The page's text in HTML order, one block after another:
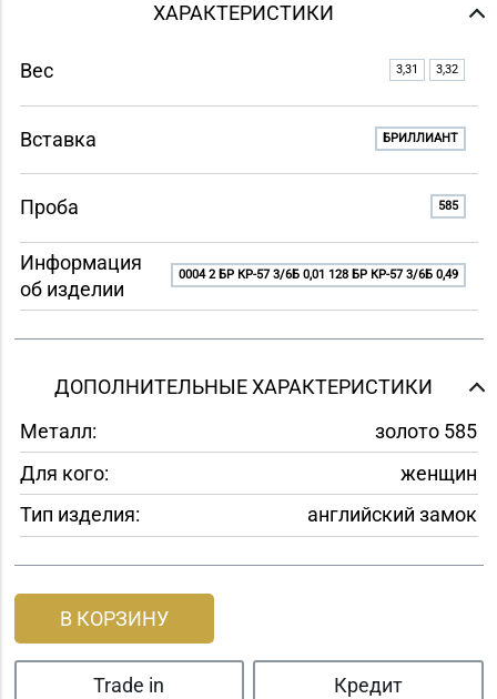
ХАРАКТЕРИСТИКИ
Вес 3,31 3,32
Вставка БРИЛЛИАНТ
Проба 585
Информация
об изделии
0004 2 БР КР-57 3/6Б 0,01 128 БР КР-57 3/6Б 0,49
ДОПОЛНИТЕЛЬНЫЕ ХАРАКТЕРИСТИКИ
Металл:
золото 585
Для кого:
женщин
Тип изделия:
английский замок
В КОРЗИНУ
Trade in Кредит